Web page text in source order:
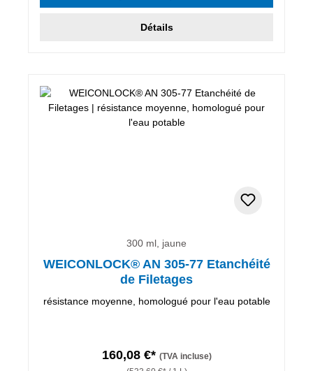
Détails
300 ml, jaune
WEICONLOCK® AN 305-77 Etanchéité
de Filetages
résistance moyenne, homologué pour l'eau potable
160,08 €* (TVA incluse)